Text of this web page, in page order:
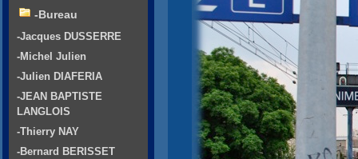
-Bureau
-Jacques DUSSERRE
-Michel Julien
-Julien DIAFERIA
-JEAN BAPTISTE
LANGLOIS
-Thierry NAY
-Bernard BERISSET